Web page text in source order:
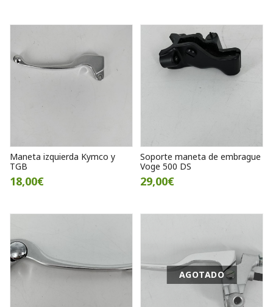
Maneta izquierda Kymco y
TGB
18,00€
Soporte maneta de embrague
Voge 500 DS
29,00€
AGOTADO